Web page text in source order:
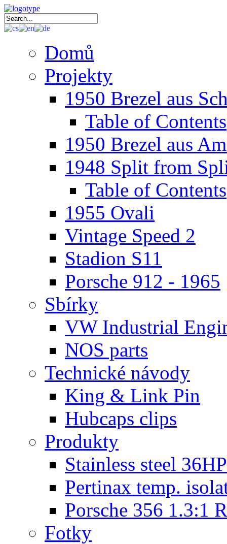
Domů
Projekty
1950 Brezel aus
Table of Contents
1950 Brezel aus
1948 Split from
Table of Contents
1955 Ovali
Vintage Speed 2
Stadion S11
Porsche 912 - 1965
Sbírky
VW Industrial
NOS parts
Technické návody
King & Link Pin
Hubcaps clips
Produkty
Stainless steel
Pertinax temp.
Porsche 356 1.3:1
Fotky